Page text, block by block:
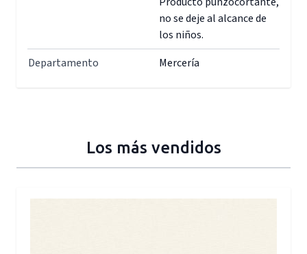
no se deje al alcance de
los niños.
Departamento
Mercería
Los más vendidos